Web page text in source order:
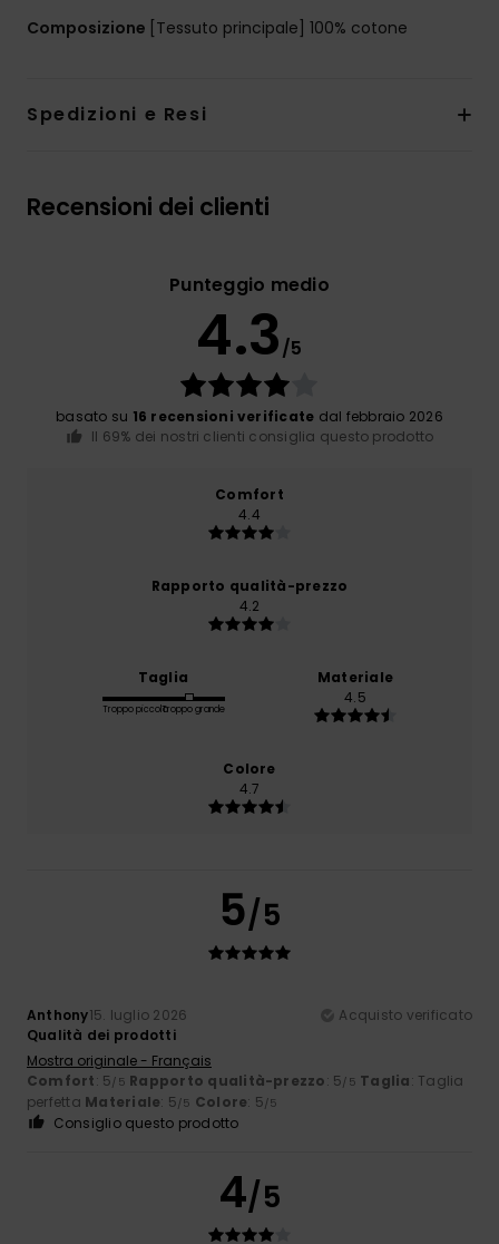
Composizione [Tessuto principale] 100% cotone
Spedizioni e Resi
Recensioni dei clienti
Punteggio medio
4.3/5
basato su 16 recensioni verificate dal febbraio 2026
Il 69% dei nostri clienti consiglia questo prodotto
Comfort
4.4
Rapporto qualità-prezzo
4.2
Taglia
Troppo piccoloTroppo grande
Materiale
4.5
Colore
4.7
5/5
Anthony15. luglio 2026
Acquisto verificato
Qualità dei prodotti
Mostra originale - Français
Comfort: 5/5 Rapporto qualità-prezzo: 5/5 Taglia: Taglia
perfetta Materiale: 5/5 Colore: 5/5
Consiglio questo prodotto
4/5